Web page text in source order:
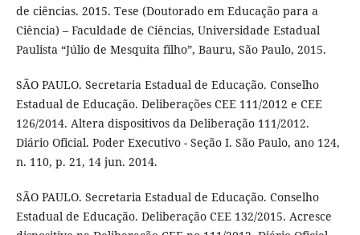
de ciências. 2015. Tese (Doutorado em Educação para a
Ciência) – Faculdade de Ciências, Universidade Estadual
Paulista “Júlio de Mesquita filho”, Bauru, São Paulo, 2015.
SÃO PAULO. Secretaria Estadual de Educação. Conselho
Estadual de Educação. Deliberações CEE 111/2012 e CEE
126/2014. Altera dispositivos da Deliberação 111/2012.
Diário Oficial. Poder Executivo - Seção I. São Paulo, ano 124,
n. 110, p. 21, 14 jun. 2014.
SÃO PAULO. Secretaria Estadual de Educação. Conselho
Estadual de Educação. Deliberação CEE 132/2015. Acresce